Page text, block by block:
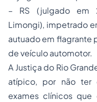
– RS (julgado em
Limongi), impetrado
autuado em flagrante
de veículo automotor.
A Justiça do Rio
atípico, por não ter
exames clínicos que